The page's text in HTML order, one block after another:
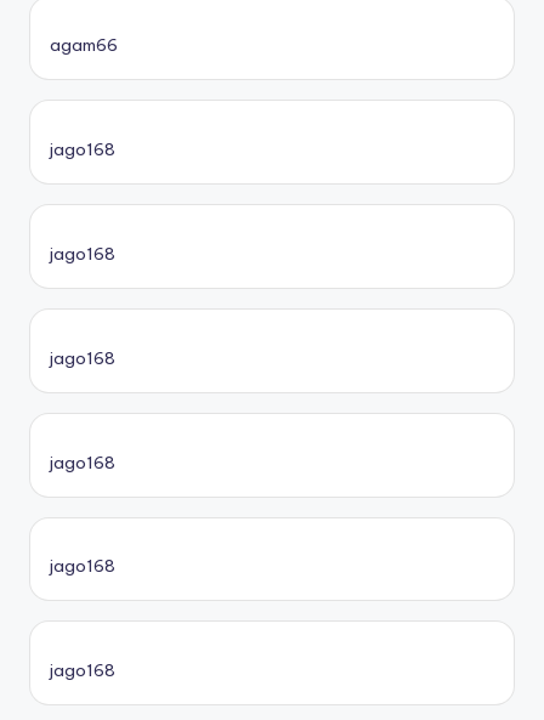
agam66
jago168
jago168
jago168
jago168
jago168
jago168